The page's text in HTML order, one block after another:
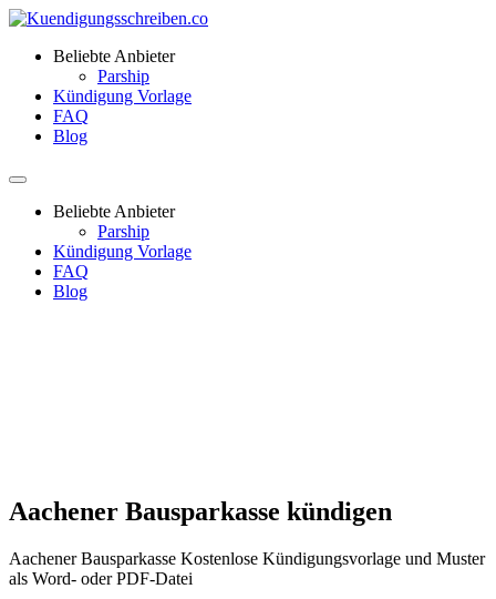
Beliebte Anbieter
Parship
Kündigung Vorlage
FAQ
Blog
Beliebte Anbieter
Parship
Kündigung Vorlage
FAQ
Blog
Aachener Bausparkasse kündigen
Aachener Bausparkasse Kostenlose Kündigungsvorlage und Muster
als Word- oder PDF-Datei